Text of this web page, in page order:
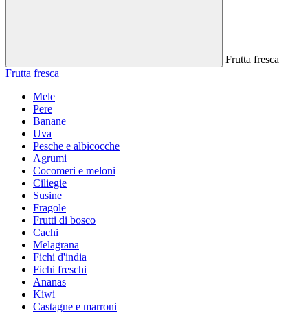
Frutta fresca
Frutta fresca
Mele
Pere
Banane
Uva
Pesche e albicocche
Agrumi
Cocomeri e meloni
Ciliegie
Susine
Fragole
Frutti di bosco
Cachi
Melagrana
Fichi d'india
Fichi freschi
Ananas
Kiwi
Castagne e marroni